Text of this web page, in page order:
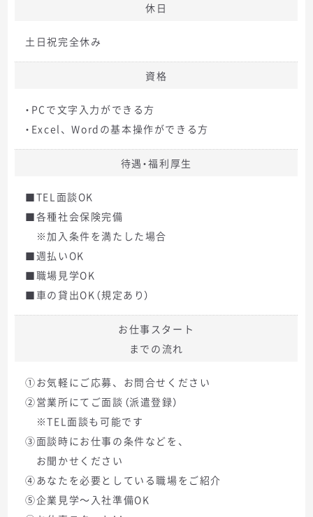
休日
土日祝完全休み
資格
・PCで文字入力ができる方
・Excel、Wordの基本操作ができる方
待遇・福利厚生
■TEL面談OK
■各種社会保険完備
※加入条件を満たした場合
■週払いOK
■職場見学OK
■車の貸出OK（規定あり）
お仕事スタート
までの流れ
①お気軽にご応募、お問合せください
②営業所にてご面談（派遣登録）
※TEL面談も可能です
③面談時にお仕事の条件などを、
お聞かせください
④あなたを必要としている職場をご紹介
⑤企業見学～入社準備OK